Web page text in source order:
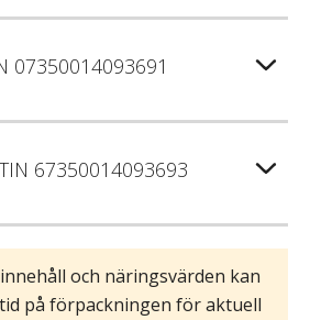
07350014093691
67350014093693
och näringsvärden kan
på förpackningen för aktuell